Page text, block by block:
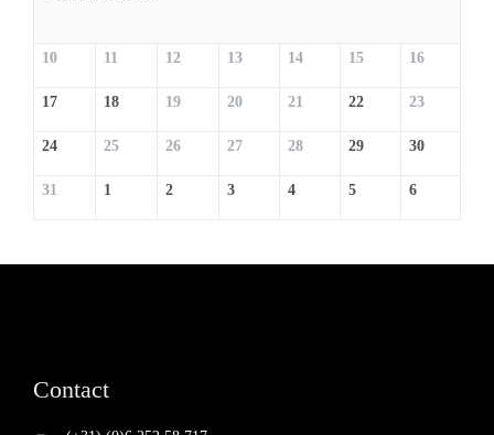
10 11 12 13 14 15 16
17 18 19 20 21 22 23
24 25 26 27 28 29 30
31 1 2 3 4 5 6
Contact